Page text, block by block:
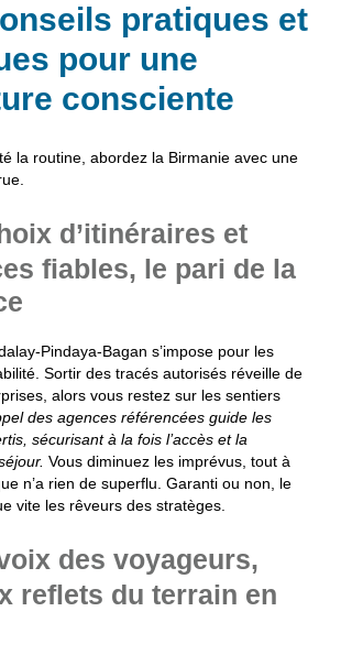
pratiques et
pour une
consciente
la routine, abordez la Birmanie avec une
d’itinéraires et
fiables, le pari de la
Pindaya-Bagan s’impose pour les
Sortir des tracés autorisés réveille de
alors vous restez sur les sentiers
des agences référencées guide les
sécurisant à la fois l’accès et la
Vous diminuez les imprévus, tout à
n’a rien de superflu. Garanti ou non, le
vite les rêveurs des stratèges.
des voyageurs,
reflets du terrain en